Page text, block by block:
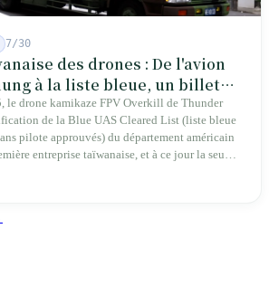
7/30
des drones : De l'avion
à la liste bleue, un billet
Tiger
le drone kamikaze FPV Overkill de Thunder
de la Blue UAS Cleared List (liste bleue
pilote approuvés) du département américain
entreprise taïwanaise, et à ce jour la seule.
drones finis et les 165 composants de cette
prioritaire pour les fabricants taïwanais ; la
projet de loi révèle une réalité : Taïwan avance
entreprise qui fabrique des avions